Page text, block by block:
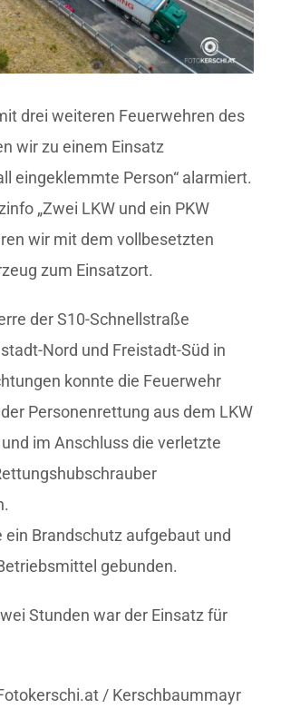
drei weiteren Feuerwehren des
wir zu einem Einsatz
eingeklemmte Person“ alarmiert.
„Zwei LKW und ein PKW
wir mit dem vollbesetzten
zum Einsatzort.
der S10-Schnellstraße
Nord und Freistadt-Süd in
konnte die Feuerwehr
Personenrettung aus dem LKW
im Anschluss die verletzte
ein Brandschutz aufgebaut und
gebunden.
Stunden war der Einsatz für
/ Kerschbaummayr